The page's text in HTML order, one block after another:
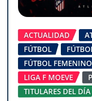
ACTUALIDAD
FÚTBOL
FÚTBOL FEMENINO
LIGA F MOEVE
TITULARES DEL DÍA